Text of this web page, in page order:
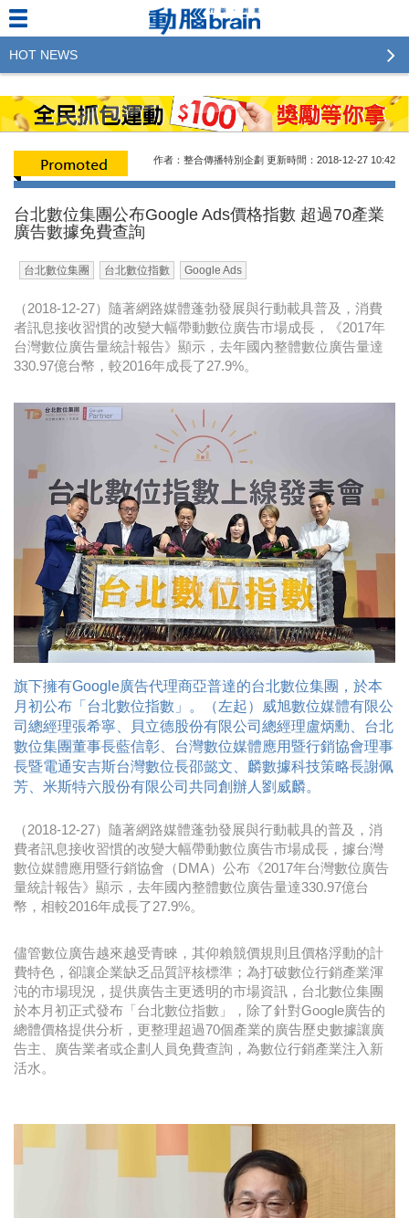
作者：整合傳播特別企劃 更新時間：2018-12-27 10:42
台北數位集團公布Google Ads價格指數 超過70產業
廣告數據免費查詢
台北數位集團 台北數位指數 Google Ads
（2018-12-27）隨著網路媒體蓬勃發展與行動載具普及，消費
者訊息接收習慣的改變大幅帶動數位廣告市場成長，《2017年
台灣數位廣告量統計報告》顯示，去年國內整體數位廣告量達
330.97億台幣，較2016年成長了27.9%。
旗下擁有Google廣告代理商亞普達的台北數位集團，於本
月初公布「台北數位指數」。（左起）威旭數位媒體有限公
司總經理張希寧、貝立德股份有限公司總經理盧炳勳、台北
數位集團董事長藍信彰、台灣數位媒體應用暨行銷協會理事
長暨電通安吉斯台灣數位長邵懿文、麟數據科技策略長謝佩
芳、米斯特六股份有限公司共同創辦人劉威麟。
（2018-12-27）隨著網路媒體蓬勃發展與行動載具的普及，消
費者訊息接收習慣的改變大幅帶動數位廣告市場成長，據台灣
數位媒體應用暨行銷協會（DMA）公布《2017年台灣數位廣告
量統計報告》顯示，去年國內整體數位廣告量達330.97億台
幣，相較2016年成長了27.9%。
儘管數位廣告越來越受青睞，其仰賴競價規則且價格浮動的計
費特色，卻讓企業缺乏品質評核標準；為打破數位行銷產業渾
沌的市場現況，提供廣告主更透明的市場資訊，台北數位集團
於本月初正式發布「台北數位指數」，除了針對Google廣告的
總體價格提供分析，更整理超過70個產業的廣告歷史數據讓廣
告主、廣告業者或企劃人員免費查詢，為數位行銷產業注入新
活水。
HOT NEWS
2023行銷傳播傑出貢獻獎 啟動徵件！期許參賽作品
更創新及具影響力
2022行銷傳播傑出貢獻獎得獎名單揭曉，近400位行
銷傳播人共襄盛舉！The Winners of 2022《Brain》
LINE 推出「AI 肖像」新功能 體驗專業棚拍的高質
感美照
2023台灣民生快消品牌排行 14億次國民消費揭曉品
牌足跡贏家
域動行銷公布人事異動
時尚
金獎的代價 牛恆泰：沒人知道我失去什麼！
台灣百事食品 注重品牌體驗創造差異化
黃麗萍：媒體代理商有幫客戶升級的責任！
牛恆泰：媒體產業蛻變關鍵期，數位轉型該怎麼
搞？（上）